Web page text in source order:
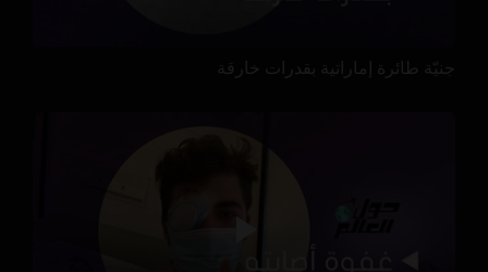
جنيّة طائرة إماراتية بقدرات خارقة